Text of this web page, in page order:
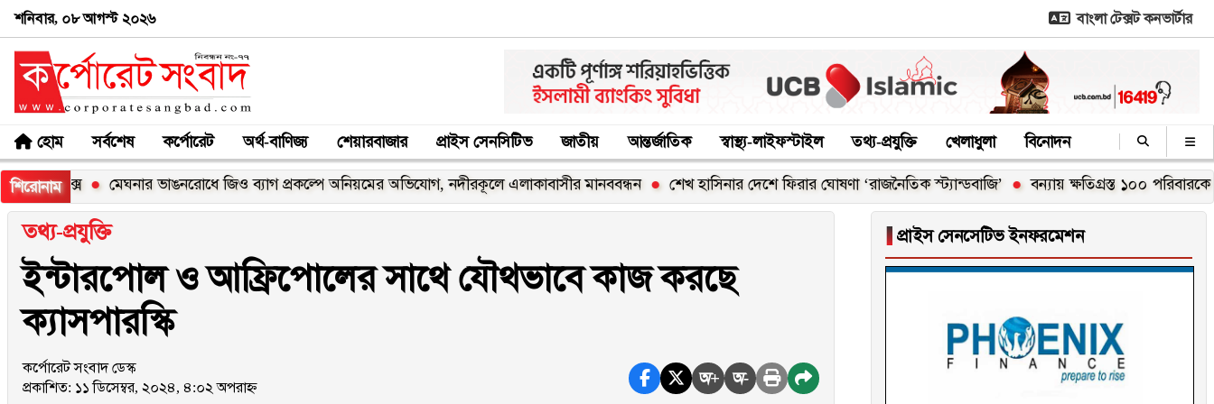
শনিবার, ০৮ আগস্ট ২০২৬ বাংলা টেক্সট কনভার্টার
হোম সর্বশেষ কর্পোরেট অর্থ-বাণিজ্য শেয়ারবাজার প্রাইস সেনসিটিভ জাতীয় আন্তর্জাতিক স্বাস্থ্য-লাইফস্টাইল তথ্য-প্রযুক্তি খেলাধুলা বিনোদন
শিরোনামমেঘনার ভাঙনরোধে জিও ব্যাগ প্রকল্পে অনিয়মের অভিযোগ, নদীরকূলে এলাকাবাসীর মানববন্ধন শেখ হাসিনার দেশে ফিরার ঘোষণা ‘রাজনৈতিক স্ট্যান্ডবাজি’ বন্যায় ক্ষতিগ্রস্ত ১০০ পরিবারকে নতুন ঘর
তথ্য-প্রযুক্তি
ইন্টারপোল ও আফ্রিপোলের সাথে যৌথভাবে কাজ করছে
ক্যাসপারস্কি
কর্পোরেট সংবাদ ডেস্ক
প্রকাশিত: ১১ ডিসেম্বর, ২০২৪, ৪:০২ অপরাহ্ন
অ+ অ-
▐ প্রাইস সেনসেটিভ ইনফরমেশন